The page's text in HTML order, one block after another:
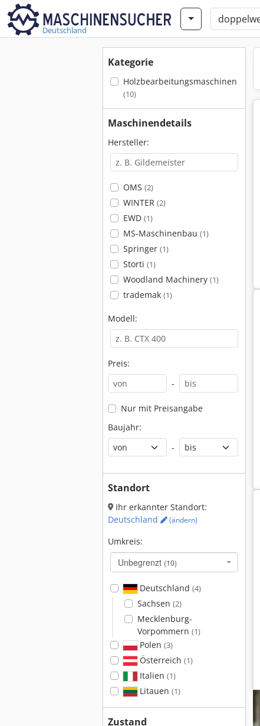
Deutschland
Kategorie
Holzbearbeitungsmaschinen
(10)
Maschinendetails
Hersteller:
OMS (2)
WINTER (2)
EWD (1)
MS-Maschinenbau (1)
Springer (1)
Storti (1)
Woodland Machinery (1)
trademak (1)
Modell:
Preis:
-
Nur mit Preisangabe
Baujahr:
-
Standort
Ihr erkannter Standort:
Deutschland
(ändern)
Umkreis:
Unbegrenzt (10)
Deutschland (4)
Sachsen (2)
Mecklenburg-
Vorpommern (1)
Polen (3)
Österreich (1)
Italien (1)
Litauen (1)
Zustand